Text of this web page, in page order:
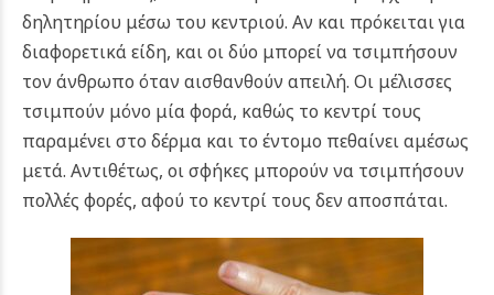
δηλητηρίου μέσω του κεντριού. Αν και πρόκειται για
διαφορετικά είδη, και οι δύο μπορεί να τσιμπήσουν
τον άνθρωπο όταν αισθανθούν απειλή. Οι μέλισσες
τσιμπούν μόνο μία φορά, καθώς το κεντρί τους
παραμένει στο δέρμα και το έντομο πεθαίνει αμέσως
μετά. Αντιθέτως, οι σφήκες μπορούν να τσιμπήσουν
πολλές φορές, αφού το κεντρί τους δεν αποσπάται.